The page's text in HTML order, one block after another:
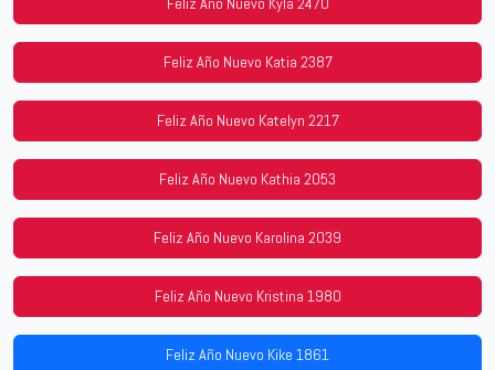
Feliz Año Nuevo Katia 2387
Feliz Año Nuevo Katelyn 2217
Feliz Año Nuevo Kathia 2053
Feliz Año Nuevo Karolina 2039
Feliz Año Nuevo Kristina 1980
Feliz Año Nuevo Kike 1861